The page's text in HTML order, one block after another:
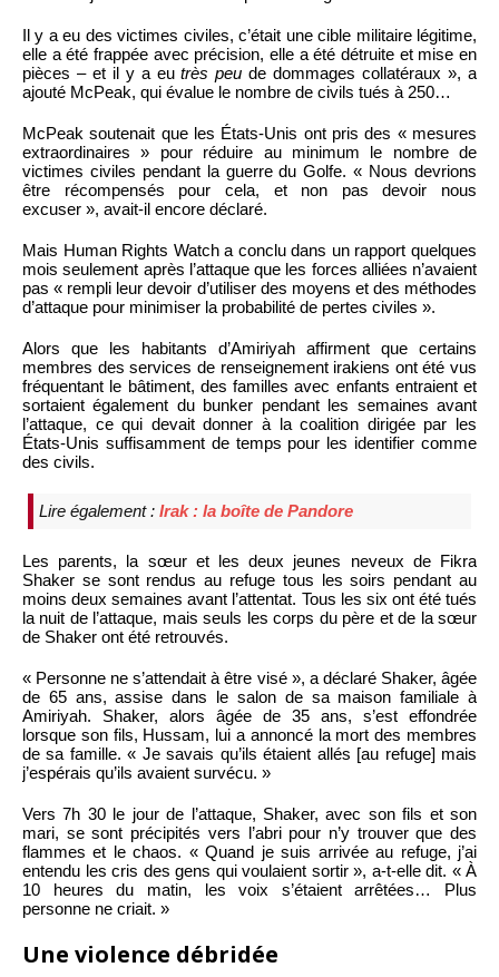
Il y a eu des victimes civiles, c’était une cible militaire légitime,
elle a été frappée avec précision, elle a été détruite et mise en
pièces – et il y a eutrès peu de dommages collatéraux », a
ajouté McPeak, qui évalue le nombre de civils tués à 250…
McPeak soutenait que les États-Unis ont pris des « mesures
extraordinaires » pour réduire au minimum le nombre de
victimes civiles pendant la guerre du Golfe. « Nous devrions
être récompensés pour cela, et non pas devoir nous
excuser », avait-il encore déclaré.
Mais Human Rights Watch a conclu dans un rapport quelques
mois seulement après l’attaque que les forces alliées n’avaient
pas « rempli leur devoir d’utiliser des moyens et des méthodes
d’attaque pour minimiser la probabilité de pertes civiles ».
Alors que les habitants d’Amiriyah affirment que certains
membres des services de renseignement irakiens ont été vus
fréquentant le bâtiment, des familles avec enfants entraient et
sortaient également du bunker pendant les semaines avant
l’attaque, ce qui devait donner à la coalition dirigée par les
États-Unis suffisamment de temps pour les identifier comme
des civils.
Lire également : Irak : la boîte de Pandore
Les parents, la sœur et les deux jeunes neveux de Fikra
Shaker se sont rendus au refuge tous les soirs pendant au
moins deux semaines avant l’attentat. Tous les six ont été tués
la nuit de l’attaque, mais seuls les corps du père et de la sœur
de Shaker ont été retrouvés.
« Personne ne s’attendait à être visé », a déclaré Shaker, âgée
de 65 ans, assise dans le salon de sa maison familiale à
Amiriyah. Shaker, alors âgée de 35 ans, s’est effondrée
lorsque son fils, Hussam, lui a annoncé la mort des membres
de sa famille. « Je savais qu’ils étaient allés [au refuge] mais
j’espérais qu’ils avaient survécu. »
Vers 7h 30 le jour de l’attaque, Shaker, avec son fils et son
mari, se sont précipités vers l’abri pour n’y trouver que des
flammes et le chaos. « Quand je suis arrivée au refuge, j’ai
entendu les cris des gens qui voulaient sortir », a-t-elle dit. « À
10 heures du matin, les voix s’étaient arrêtées… Plus
personne ne criait. »
Une violence débridée